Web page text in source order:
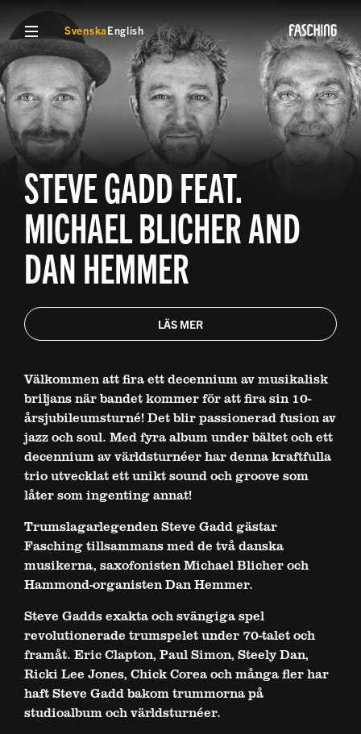
VISA MENYSvenskaEnglish
STEVE GADD FEAT.
MICHAEL BLICHER AND
DAN HEMMER
LÄS MER
Välkommen att fira ett decennium av musikalisk
briljans när bandet kommer för att fira sin 10-
årsjubileumsturné! Det blir passionerad fusion av
jazz och soul. Med fyra album under bältet och ett
decennium av världsturnéer har denna kraftfulla
trio utvecklat ett unikt sound och groove som
låter som ingenting annat!
Trumslagarlegenden Steve Gadd gästar
Fasching tillsammans med de två danska
musikerna, saxofonisten Michael Blicher och
Hammond-organisten Dan Hemmer.
Steve Gadds exakta och svängiga spel
revolutionerade trumspelet under 70-talet och
framåt. Eric Clapton, Paul Simon, Steely Dan,
Ricki Lee Jones, Chick Corea och många fler har
haft Steve Gadd bakom trummorna på
studioalbum och världsturnéer.